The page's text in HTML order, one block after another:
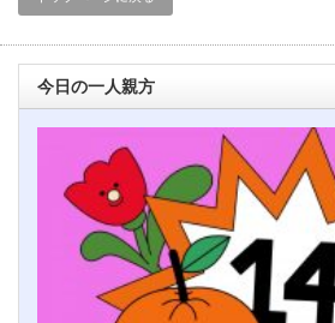
今日の一人親方